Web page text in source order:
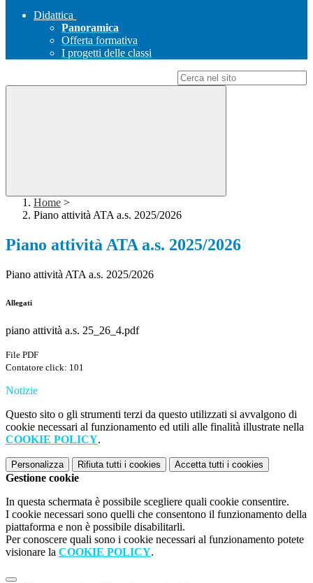
Didattica
Panoramica
Offerta formativa
I progetti delle classi
Home >
Piano attività ATA a.s. 2025/2026
Piano attività ATA a.s. 2025/2026
Piano attività ATA a.s. 2025/2026
Allegati
piano attività a.s. 25_26_4.pdf
File PDF
Contatore click: 101
Notizie
Questo sito o gli strumenti terzi da questo utilizzati si avvalgono di
cookie necessari al funzionamento ed utili alle finalità illustrate nella
COOKIE POLICY.
Personalizza Rifiuta tutti i cookies Accetta tutti i cookies
Gestione cookie
In questa schermata è possibile scegliere quali cookie consentire.
I cookie necessari sono quelli che consentono il funzionamento della
piattaforma e non è possibile disabilitarli.
Per conoscere quali sono i cookie necessari al funzionamento potete
visionare la COOKIE POLICY.